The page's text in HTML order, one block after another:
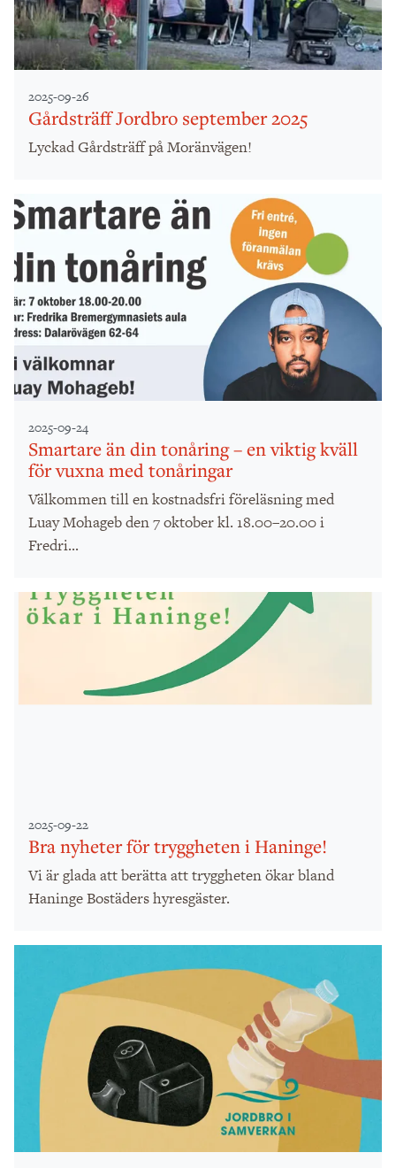
2025-09-26
Gårdsträff Jordbro september 2025
Lyckad Gårdsträff på Moränvägen!
2025-09-24
Smartare än din tonåring – en viktig kväll
för vuxna med tonåringar
Välkommen till en kostnadsfri föreläsning med
Luay Mohageb den 7 oktober kl. 18.00–20.00 i
Fredri...
2025-09-22
Bra nyheter för tryggheten i Haninge!
Vi är glada att berätta att tryggheten ökar bland
Haninge Bostäders hyresgäster.